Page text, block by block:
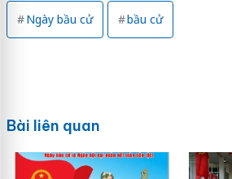
Ngày bầu cử bầu cử
Bài liên quan